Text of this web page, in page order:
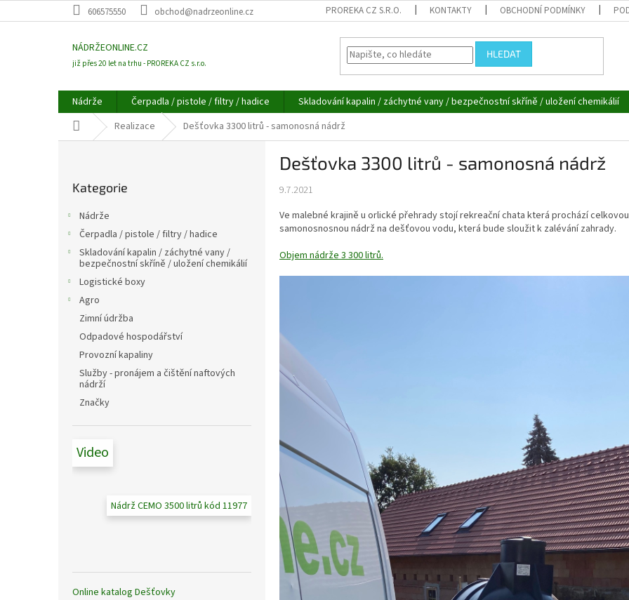
na
606575550 obchod@nadrzeonline.cz PROREKA CZ S.R.O. KONTAKTY OBCHODNÍ PODMÍNKY
NÁDRŽEONLINE.CZ
již přes 20 let na trhu - PROREKA CZ s.r.o.
HLEDAT
Nádrže Čerpadla / pistole / filtry / hadice
Skladování kapalin / záchytné vany / bezpečnostní skříně / uložení chemikálií
Domů Realizace Dešťovka 3300 litrů - samonosná nádrž
kategorie
Kategorie
Nádrže
Čerpadla / pistole / filtry / hadice
Skladování kapalin / záchytné vany /
bezpečnostní skříně / uložení chemikálií
Logistické boxy
Agro
Zimní údržba
Odpadové hospodářství
Provozní kapaliny
Služby - pronájem a čištění naftových
nádrží
Značky
Video
Nádrž CEMO 3500 litrů kód 11977
Online katalog Dešťovky
Dešťovka 3300 litrů - samonosná nádrž
9.7.2021
Ve malebné krajině u orlické přehrady stojí rekreační chata která prochází
samonosnosnou nádrž na dešťovou vodu, která bude sloužit k zalévání zahrady.
Objem nádrže 3 300 litrů.